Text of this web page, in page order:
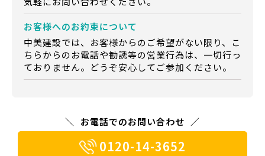
お客様へのお約束について
中美建設では、お客様からのご希望がない限り、こ
ちらからのお電話や勧誘等の営業行為は、一切行っ
ておりません。どうぞ安心してご参加ください。
お電話でのお問い合わせ
0120-14-3652